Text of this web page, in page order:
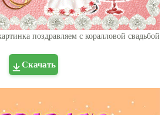
поздравляем с коралловой свадьбой
Скачать